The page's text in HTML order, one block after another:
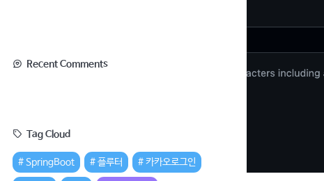
Recent Comments
Tag Cloud
SpringBoot 플루터 카카오로그인